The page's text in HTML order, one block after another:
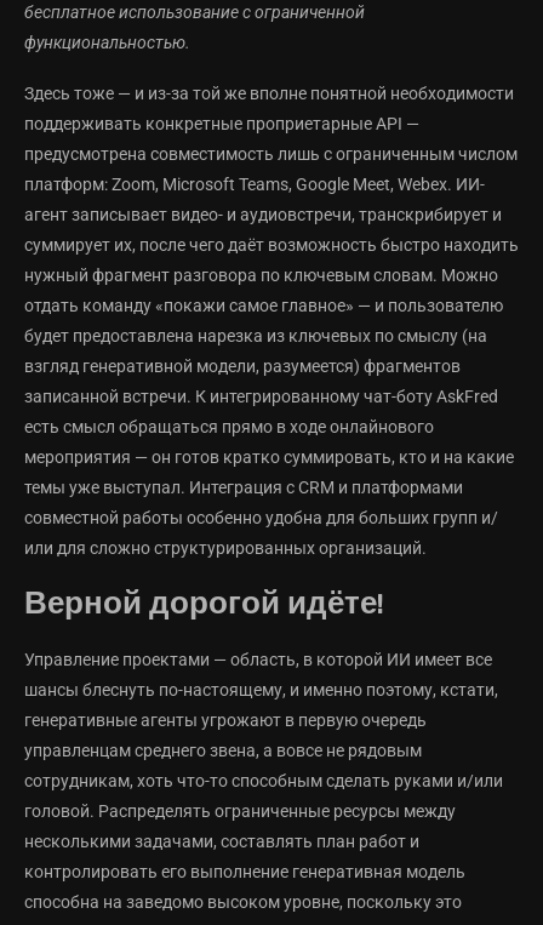
бесплатное использование с ограниченной
функциональностью.
Здесь тоже — и из-за той же вполне понятной необходимости
поддерживать конкретные проприетарные API —
предусмотрена совместимость лишь с ограниченным числом
платформ: Zoom, Microsoft Teams, Google Meet, Webex. ИИ-
агент записывает видео- и аудиовстречи, транскрибирует и
суммирует их, после чего даёт возможность быстро находить
нужный фрагмент разговора по ключевым словам. Можно
отдать команду «покажи самое главное» — и пользователю
будет предоставлена нарезка из ключевых по смыслу (на
взгляд генеративной модели, разумеется) фрагментов
записанной встречи. К интегрированному чат-боту AskFred
есть смысл обращаться прямо в ходе онлайнового
мероприятия — он готов кратко суммировать, кто и на какие
темы уже выступал. Интеграция с CRM и платформами
совместной работы особенно удобна для больших групп и/
или для сложно структурированных организаций.
Верной дорогой идёте!
Управление проектами — область, в которой ИИ имеет все
шансы блеснуть по-настоящему, и именно поэтому, кстати,
генеративные агенты угрожают в первую очередь
управленцам среднего звена, а вовсе не рядовым
сотрудникам, хоть что-то способным сделать руками и/или
головой. Распределять ограниченные ресурсы между
несколькими задачами, составлять план работ и
контролировать его выполнение генеративная модель
способна на заведомо высоком уровне, поскольку это